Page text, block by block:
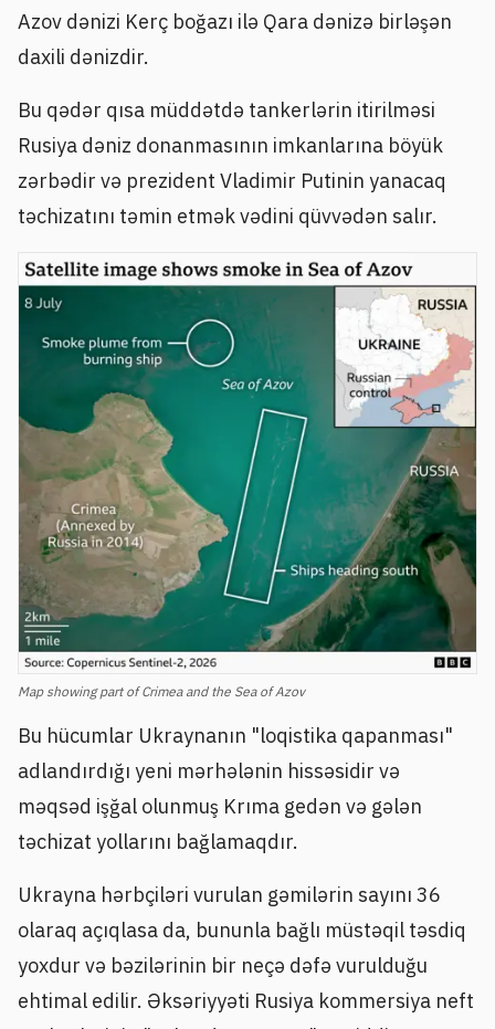
Azov dənizi Kerç boğazı ilə Qara dənizə birləşən
daxili dənizdir.
Bu qədər qısa müddətdə tankerlərin itirilməsi
Rusiya dəniz donanmasının imkanlarına böyük
zərbədir və prezident Vladimir Putinin yanacaq
təchizatını təmin etmək vədini qüvvədən salır.
Map showing part of Crimea and the Sea of Azov
Bu hücumlar Ukraynanın "loqistika qapanması"
adlandırdığı yeni mərhələnin hissəsidir və
məqsəd işğal olunmuş Krıma gedən və gələn
təchizat yollarını bağlamaqdır.
Ukrayna hərbçiləri vurulan gəmilərin sayını 36
olaraq açıqlasa da, bununla bağlı müstəqil təsdiq
yoxdur və bəzilərinin bir neçə dəfə vurulduğu
ehtimal edilir. Əksəriyyəti Rusiya kommersiya neft